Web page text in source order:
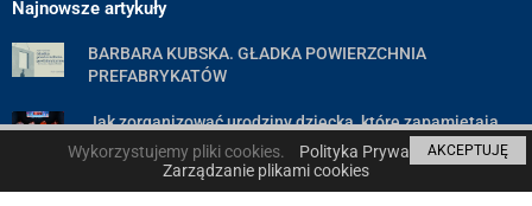
Najnowsze artykuły
BARBARA KUBSKA. GŁADKA POWIERZCHNIA
PREFABRYKATÓW
Jak zorganizować urodziny dziecka, które zapamiętają
wszyscy goście — poradnik krok po kroku
Wykorzystujemy pliki cookies.
Polityka Prywatności
Zarządzanie plikami cookies
AKCEPTUJĘ